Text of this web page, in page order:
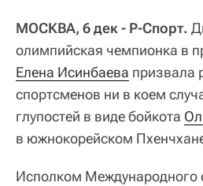
МОСКВА, 6 дек - Р-Спорт.
олимпийская чемпионка в
Елена Исинбаева призвала
спортсменов ни в коем
глупостей в виде бойкота
в южнокорейском
Исполком Международного